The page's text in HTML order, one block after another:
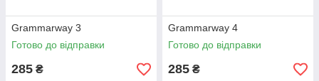
Grammarway 3
Готово до відправки
285 ₴
Grammarway 4
Готово до відправки
285 ₴